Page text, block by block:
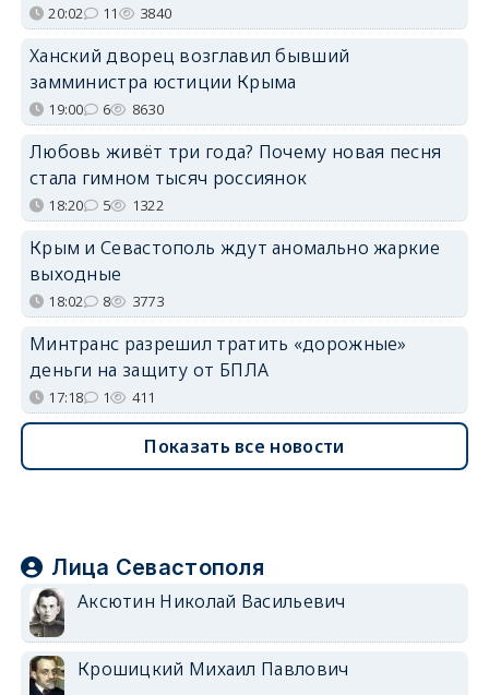
20:02 11 3840
Ханский дворец возглавил бывший
замминистра юстиции Крыма
19:00 6 8630
Любовь живёт три года? Почему новая песня
стала гимном тысяч россиянок
18:20 5 1322
Крым и Севастополь ждут аномально жаркие
выходные
18:02 8 3773
Минтранс разрешил тратить «дорожные»
деньги на защиту от БПЛА
17:18 1 411
Показать все новости
Лица Севастополя
Аксютин Николай Васильевич
Крошицкий Михаил Павлович